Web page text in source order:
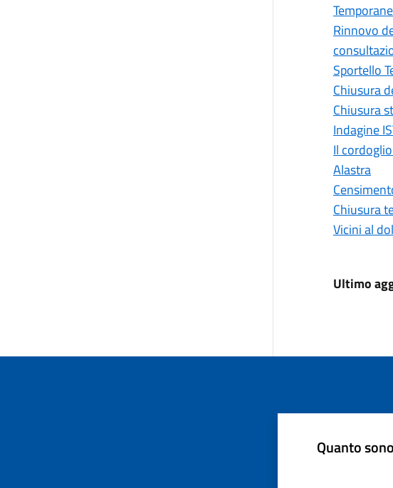
Rinnovo
Sportello
Chiusura
Chiusura
Indagine
Il
Alastra
Chiusura
Vicini al
Ultimo
Quanto